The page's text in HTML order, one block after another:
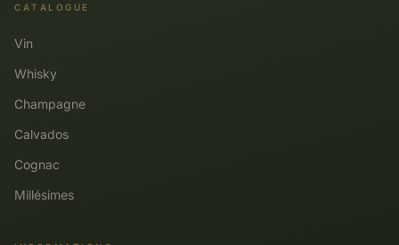
CATALOGUE
Vin
Whisky
Champagne
Calvados
Cognac
Millésimes